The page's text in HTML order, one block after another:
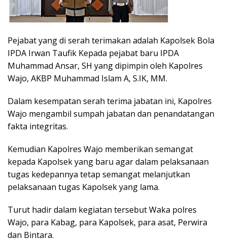
Pejabat yang di serah terimakan adalah Kapolsek Bola
IPDA Irwan Taufik Kepada pejabat baru IPDA
Muhammad Ansar, SH yang dipimpin oleh Kapolres
Wajo, AKBP Muhammad Islam A, S.IK, MM.
Dalam kesempatan serah terima jabatan ini, Kapolres
Wajo mengambil sumpah jabatan dan penandatangan
fakta integritas.
Kemudian Kapolres Wajo memberikan semangat
kepada Kapolsek yang baru agar dalam pelaksanaan
tugas kedepannya tetap semangat melanjutkan
pelaksanaan tugas Kapolsek yang lama.
Turut hadir dalam kegiatan tersebut Waka polres
Wajo, para Kabag, para Kapolsek, para asat, Perwira
dan Bintara.